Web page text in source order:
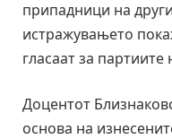
припадници на
истражувањето
гласаат за
Доцентот
основа на